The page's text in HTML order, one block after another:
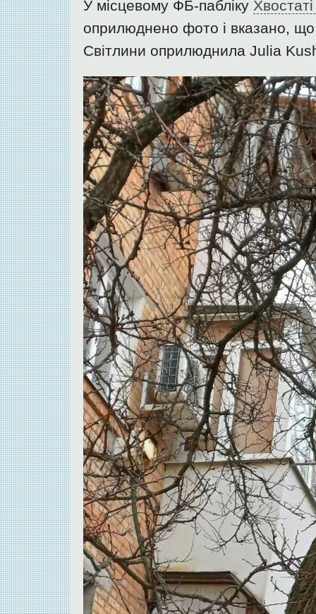
У місцевому ФБ-пабліку
оприлюднено фото і вказано, що
Світлини оприлюднила Julia